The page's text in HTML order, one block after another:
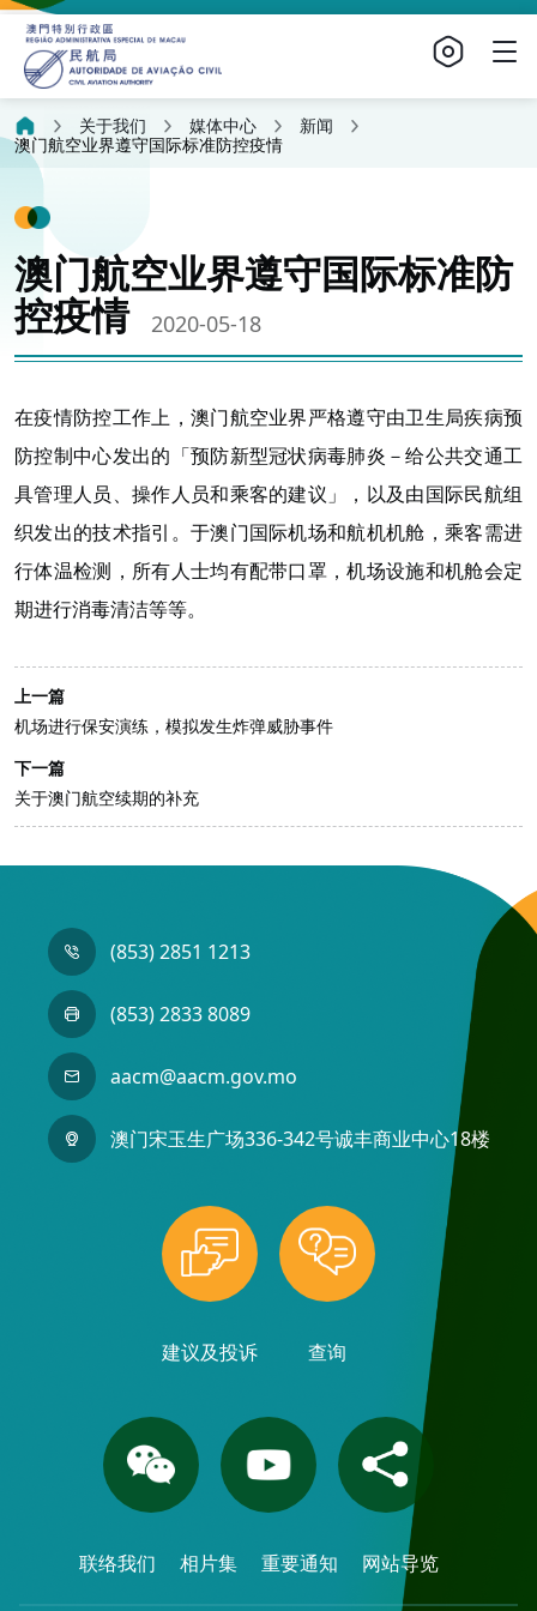
关于我们 媒体中心
新闻
澳门航空业界遵守国际标准防控疫情
澳门航空业界遵守国际标准防
控疫情
2020-05-18
在疫情防控工作上，澳门航空业界严格遵守由卫生局疾病预
防控制中心发出的「预防新型冠状病毒肺炎－给公共交通工
具管理人员、操作人员和乘客的建议」，以及由国际民航组
织发出的技术指引。于澳门国际机场和航机机舱，乘客需进
行体温检测，所有人士均有配带口罩，机场设施和机舱会定
期进行消毒清洁等等。
上一篇
机场进行保安演练，模拟发生炸弹威胁事件
下一篇
关于澳门航空续期的补充
(853) 2851 1213
(853) 2833 8089
aacm@aacm.gov.mo
澳门宋玉生广场336-342号诚丰商业中心18楼
建议及投诉 查询
联络我们 相片集 重要通知 网站导览